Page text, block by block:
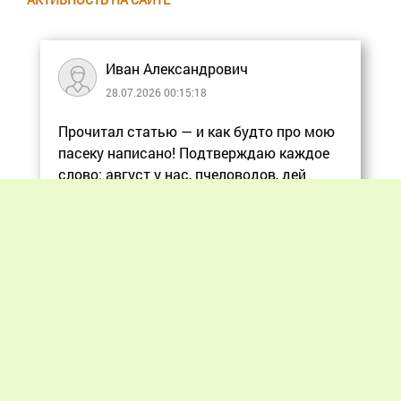
Иван Александрович
28.07.2026 00:15:18
Прочитал статью — и как будто про мою
пасеку написано! Подтверждаю каждое
слово: август у нас, пчеловодов, дей